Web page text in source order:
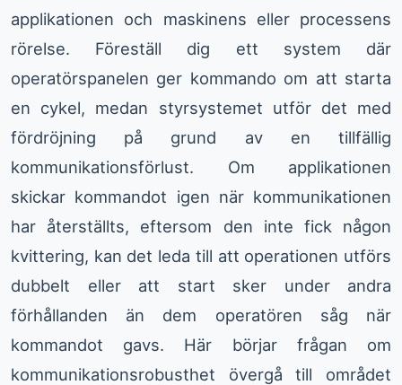
applikationen och maskinens eller processens
rörelse. Föreställ dig ett system där
operatörspanelen ger kommando om att starta
en cykel, medan styrsystemet utför det med
fördröjning på grund av en tillfällig
kommunikationsförlust. Om applikationen
skickar kommandot igen när kommunikationen
har återställts, eftersom den inte fick någon
kvittering, kan det leda till att operationen utförs
dubbelt eller att start sker under andra
förhållanden än dem operatören såg när
kommandot gavs. Här börjar frågan om
kommunikationsrobusthet övergå till området